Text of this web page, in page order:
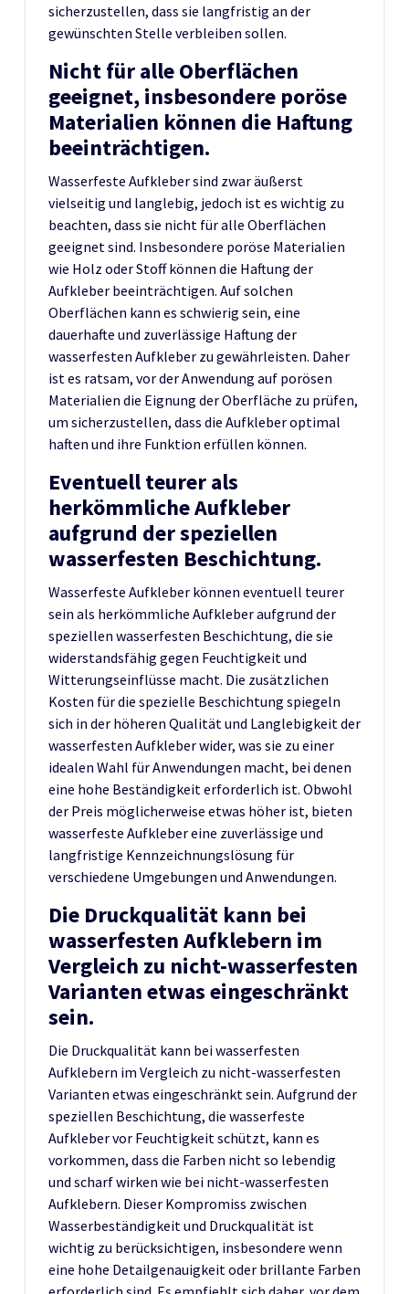
sicherzustellen, dass sie langfristig an der
gewünschten Stelle verbleiben sollen.
Nicht für alle Oberflächen
geeignet, insbesondere poröse
Materialien können die Haftung
beeinträchtigen.
Wasserfeste Aufkleber sind zwar äußerst
vielseitig und langlebig, jedoch ist es wichtig zu
beachten, dass sie nicht für alle Oberflächen
geeignet sind. Insbesondere poröse Materialien
wie Holz oder Stoff können die Haftung der
Aufkleber beeinträchtigen. Auf solchen
Oberflächen kann es schwierig sein, eine
dauerhafte und zuverlässige Haftung der
wasserfesten Aufkleber zu gewährleisten. Daher
ist es ratsam, vor der Anwendung auf porösen
Materialien die Eignung der Oberfläche zu prüfen,
um sicherzustellen, dass die Aufkleber optimal
haften und ihre Funktion erfüllen können.
Eventuell teurer als
herkömmliche Aufkleber
aufgrund der speziellen
wasserfesten Beschichtung.
Wasserfeste Aufkleber können eventuell teurer
sein als herkömmliche Aufkleber aufgrund der
speziellen wasserfesten Beschichtung, die sie
widerstandsfähig gegen Feuchtigkeit und
Witterungseinflüsse macht. Die zusätzlichen
Kosten für die spezielle Beschichtung spiegeln
sich in der höheren Qualität und Langlebigkeit der
wasserfesten Aufkleber wider, was sie zu einer
idealen Wahl für Anwendungen macht, bei denen
eine hohe Beständigkeit erforderlich ist. Obwohl
der Preis möglicherweise etwas höher ist, bieten
wasserfeste Aufkleber eine zuverlässige und
langfristige Kennzeichnungslösung für
verschiedene Umgebungen und Anwendungen.
Die Druckqualität kann bei
wasserfesten Aufklebern im
Vergleich zu nicht-wasserfesten
Varianten etwas eingeschränkt
sein.
Die Druckqualität kann bei wasserfesten
Aufklebern im Vergleich zu nicht-wasserfesten
Varianten etwas eingeschränkt sein. Aufgrund der
speziellen Beschichtung, die wasserfeste
Aufkleber vor Feuchtigkeit schützt, kann es
vorkommen, dass die Farben nicht so lebendig
und scharf wirken wie bei nicht-wasserfesten
Aufklebern. Dieser Kompromiss zwischen
Wasserbeständigkeit und Druckqualität ist
wichtig zu berücksichtigen, insbesondere wenn
eine hohe Detailgenauigkeit oder brillante Farben